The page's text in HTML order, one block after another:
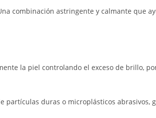
combinación astringente y calmante que
la piel controlando el exceso de brillo,
partículas duras o microplásticos